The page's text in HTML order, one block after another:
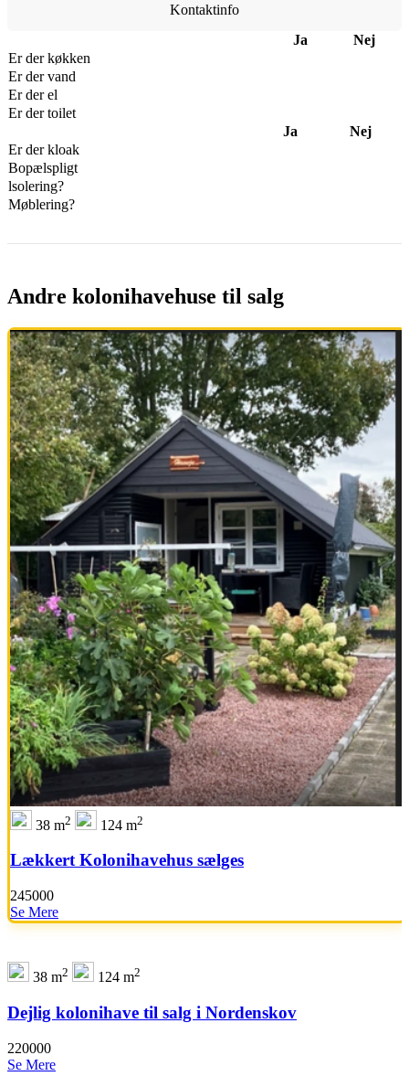
Kontaktinfo
Ja
Nej
Er der køkken
Er der vand
Er der el
Er der toilet
Ja
Nej
Er der kloak
Bopælspligt
lsolering?
Møblering?
Andre kolonihavehuse til salg
38 m2 124 m2
Lækkert Kolonihavehus sælges
245000
Se Mere
38 m2 124 m2
Dejlig kolonihave til salg i Nordenskov
220000
Se Mere